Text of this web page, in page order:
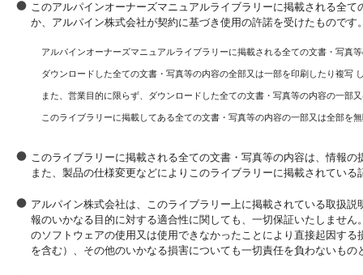
このアルパインオーナーズマニュアルライブラリーに掲載される全
か、アルパイン株式会社が契約に基づき使用の許諾を受けたもので
アルパインオーナーズマニュアルライブラリーに掲載される全ての文書・写真
ダウンロードした全ての文書・写真等の内容の全部又は一部を印刷したり複写
また、営業目的に限らず、ダウンロードした全ての文書・写真等の内容の一
このライブラリーに掲載してある全ての文書・写真等の内容の一部又は全部を
このライブラリーに掲載される全ての文書・写真等の内容は、情報
また、製品の仕様変更などによりこのライブラリーに掲載されてい
アルパイン株式会社は、このライブラリー上に掲載されている取扱
報のいかなる目的に対する適合性に関しても、一切保証いたしませ
のソフトウェアの使用又は使用できなかったことにより直接起因す
を含む）、その他のいかなる損害についても一切責任を負わないもの